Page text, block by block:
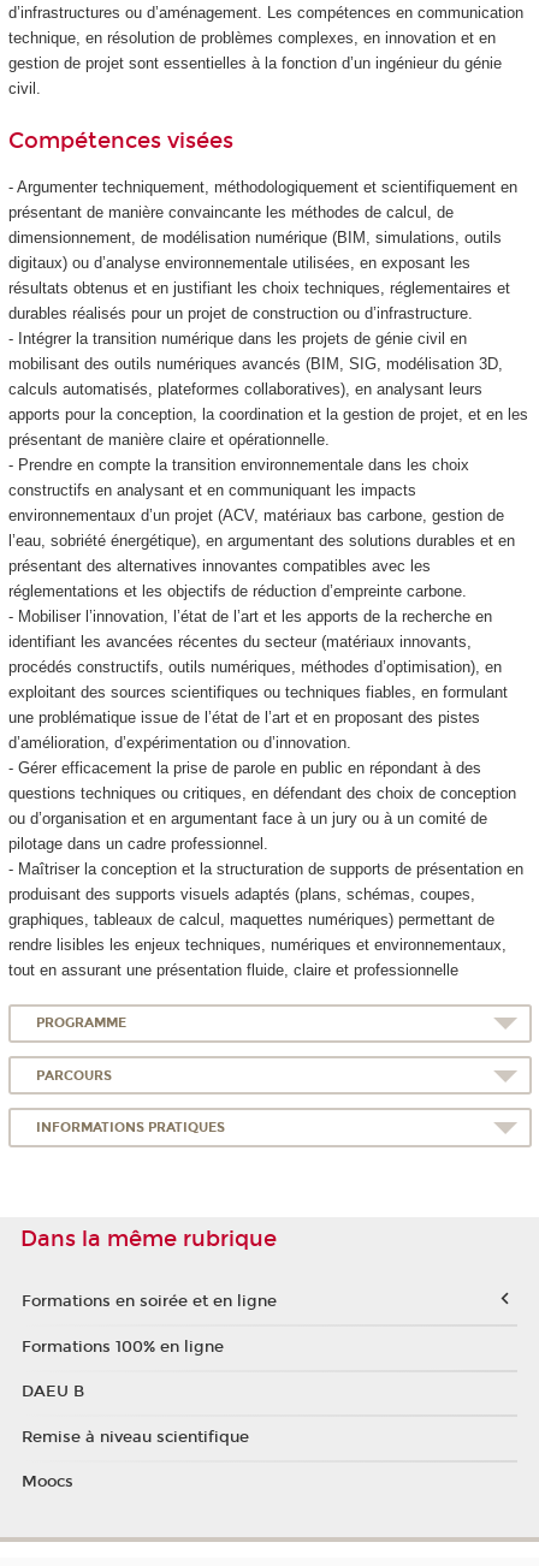
d’infrastructures ou d’aménagement. Les compétences en communication
technique, en résolution de problèmes complexes, en innovation et en
gestion de projet sont essentielles à la fonction d’un ingénieur du génie
civil.
Compétences visées
- Argumenter techniquement, méthodologiquement et scientifiquement en
présentant de manière convaincante les méthodes de calcul, de
dimensionnement, de modélisation numérique (BIM, simulations, outils
digitaux) ou d’analyse environnementale utilisées, en exposant les
résultats obtenus et en justifiant les choix techniques, réglementaires et
durables réalisés pour un projet de construction ou d’infrastructure.
- Intégrer la transition numérique dans les projets de génie civil en
mobilisant des outils numériques avancés (BIM, SIG, modélisation 3D,
calculs automatisés, plateformes collaboratives), en analysant leurs
apports pour la conception, la coordination et la gestion de projet, et en les
présentant de manière claire et opérationnelle.
- Prendre en compte la transition environnementale dans les choix
constructifs en analysant et en communiquant les impacts
environnementaux d’un projet (ACV, matériaux bas carbone, gestion de
l’eau, sobriété énergétique), en argumentant des solutions durables et en
présentant des alternatives innovantes compatibles avec les
réglementations et les objectifs de réduction d’empreinte carbone.
- Mobiliser l’innovation, l’état de l’art et les apports de la recherche en
identifiant les avancées récentes du secteur (matériaux innovants,
procédés constructifs, outils numériques, méthodes d’optimisation), en
exploitant des sources scientifiques ou techniques fiables, en formulant
une problématique issue de l’état de l’art et en proposant des pistes
d’amélioration, d’expérimentation ou d’innovation.
- Gérer efficacement la prise de parole en public en répondant à des
questions techniques ou critiques, en défendant des choix de conception
ou d’organisation et en argumentant face à un jury ou à un comité de
pilotage dans un cadre professionnel.
- Maîtriser la conception et la structuration de supports de présentation en
produisant des supports visuels adaptés (plans, schémas, coupes,
graphiques, tableaux de calcul, maquettes numériques) permettant de
rendre lisibles les enjeux techniques, numériques et environnementaux,
tout en assurant une présentation fluide, claire et professionnelle
PROGRAMME
PARCOURS
INFORMATIONS PRATIQUES
Dans la même rubrique
Formations en soirée et en ligne
Formations 100% en ligne
DAEU B
Remise à niveau scientifique
Moocs